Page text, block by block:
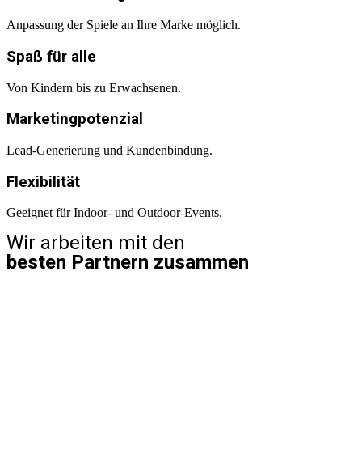
Anpassung der Spiele an Ihre Marke möglich.
Spaß für alle
Von Kindern bis zu Erwachsenen.
Marketingpotenzial
Lead-Generierung und Kundenbindung.
Flexibilität
Geeignet für Indoor- und Outdoor-Events.
Wir arbeiten mit den
besten Partnern zusammen